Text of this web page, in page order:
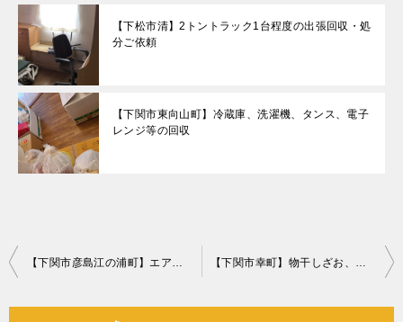
【下松市清】2トントラック1台程度の出張回収・処
分ご依頼
【下関市東向山町】冷蔵庫、洗濯機、タンス、電子
レンジ等の回収
投
【下関市彦島江の浦町】エアコンクリーニングご依頼 お客様の声 【下関市幸町】物干しざお、ローテーブル、ごみ箱等の回収・処分